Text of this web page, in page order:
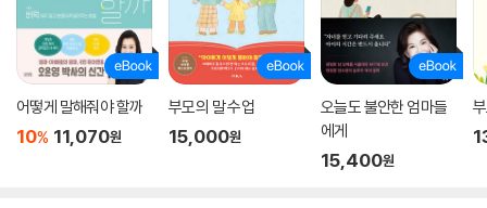
어떻게 말해줘야 할까
10% 11,070원
부모의 말 수업
15,000원
오늘도 불안한 엄마들
에게
15,400원